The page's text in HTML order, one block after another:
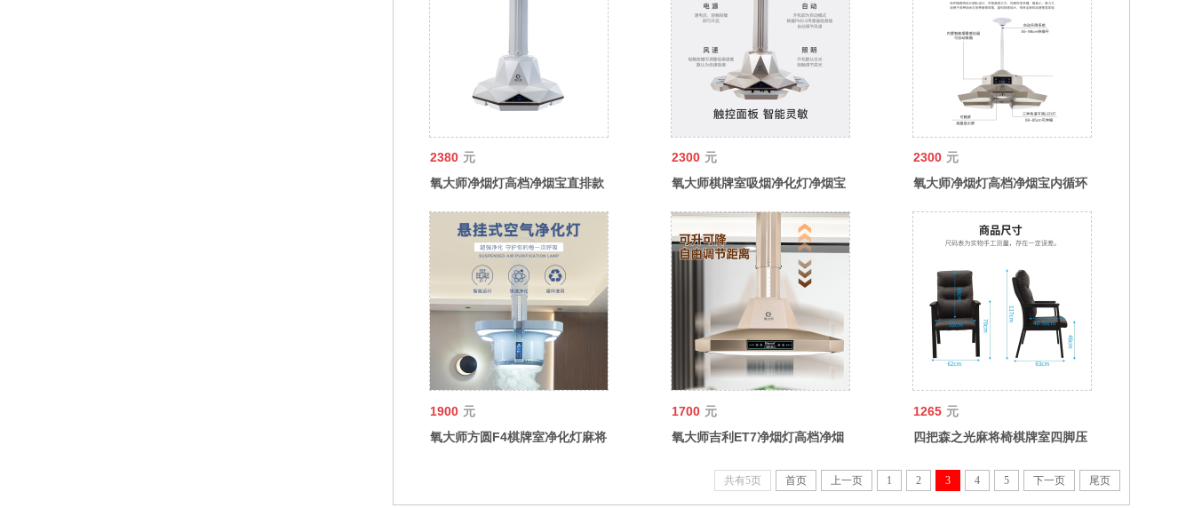
2380 元
氧大师净烟灯高档净烟宝直排款
宝棋牌
2300 元
氧大师棋牌室吸烟净化灯净烟宝
2300 元
氧大师净烟灯高档净烟宝内循环
1900 元
氧大师方圆F4棋牌室净化灯麻将
1700 元
氧大师吉利ET7净烟灯高档净烟
1265 元
四把森之光麻将椅棋牌室四脚压
椅
共有5页 首页 上一页 1 2 3 4 5 下一页 尾页